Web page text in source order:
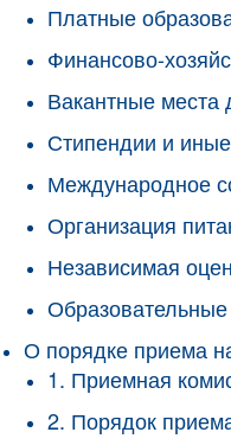
Платные
Финансово-
Вакантные
Стипендии и
Международное
Организация
Независимая
О порядке приема
1. Приемная
2. Порядок